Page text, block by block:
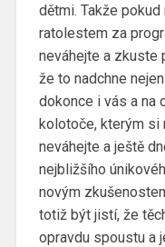
dětmi. Takže
ratolestem za
neváhejte a zkuste
že to nadchne
dokonce i vás a na
kolotoče, kterým si
neváhejte a ještě
nejbližšího
novým
totiž být jistí, že
opravdu spoustu a